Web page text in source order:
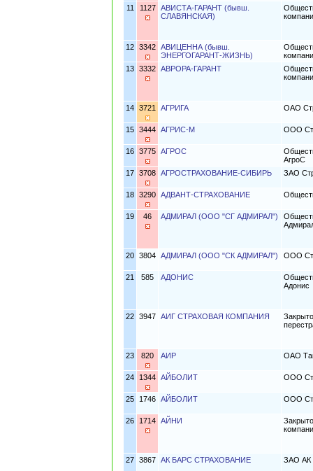
11
1127
АВИСТА-ГАРАНТ (бывш.
СЛАВЯНСКАЯ)
12 3342 АВИЦЕННА (бывш.
ЭНЕРГОГАРАНТ-ЖИЗНЬ)
13 3332 АВРОРА-ГАРАНТ
14 3721 АГРИГА ОАО
15 3444 АГРИС-М ООО
16 3775 АГРОС
АгроС
17 3708 АГРОСТРАХОВАНИЕ-СИБИРЬ ЗАО
18 3290 АДВАНТ-СТРАХОВАНИЕ
19 46 АДМИРАЛ (ООО "СГ АДМИРАЛ")
20 3804 АДМИРАЛ (ООО "СК АДМИРАЛ") ООО
21 585 АДОНИС
Адонис
22 3947 АИГ СТРАХОВАЯ КОМПАНИЯ
23 820 АИР ОАО
24 1344 АЙБОЛИТ ООО
25 1746 АЙБОЛИТ ООО
26 1714 АЙНИ
27 3867 АК БАРС СТРАХОВАНИЕ ЗАО